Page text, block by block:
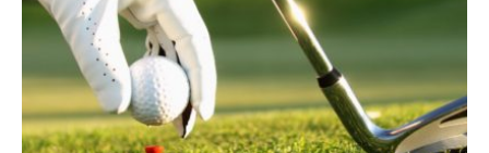
Das „Golfhotel“ Gastagwirt liegt mitten im Golf-Eldorado
Salzburger Land – mit über 10 Golfplätzen in unmittelbarer
Umgebung und in den nahen alpinen Bereichen. Von
Championship-Courses, bis hin zu einsteigerfreundlichen
Golfplätzen. Profis und Ambitionierte fühlen sich gleich auf
der gegenüberliegenden Straßenseite wohl: am
Championship-Course Eugendorf.